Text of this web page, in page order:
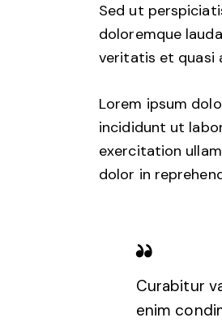
Sed ut
doloremque
veritatis et quasi
Lorem ipsum
incididunt ut
exercitation
dolor in
Curabitur
enim